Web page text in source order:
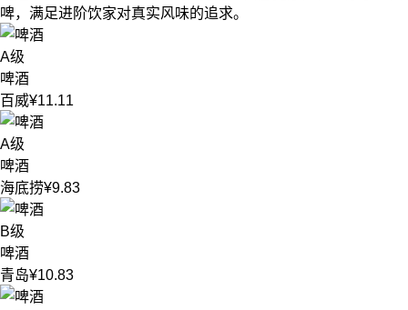
啤，满足进阶饮家对真实风味的追求。
A级
啤酒
百威¥11.11
A级
啤酒
海底捞¥9.83
B级
啤酒
青岛¥10.83